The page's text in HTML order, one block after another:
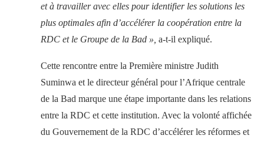
et à travailler avec elles pour identifier les solutions les
plus optimales afin d’accélérer la coopération entre la
RDC et le Groupe de la Bad », a-t-il expliqué.
Cette rencontre entre la Première ministre Judith
Suminwa et le directeur général pour l’Afrique centrale
de la Bad marque une étape importante dans les relations
entre la RDC et cette institution. Avec la volonté affichée
du Gouvernement de la RDC d’accélérer les réformes et